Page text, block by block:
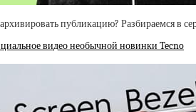
публикацию? Разбираемся в
видео необычной новинки Tecno